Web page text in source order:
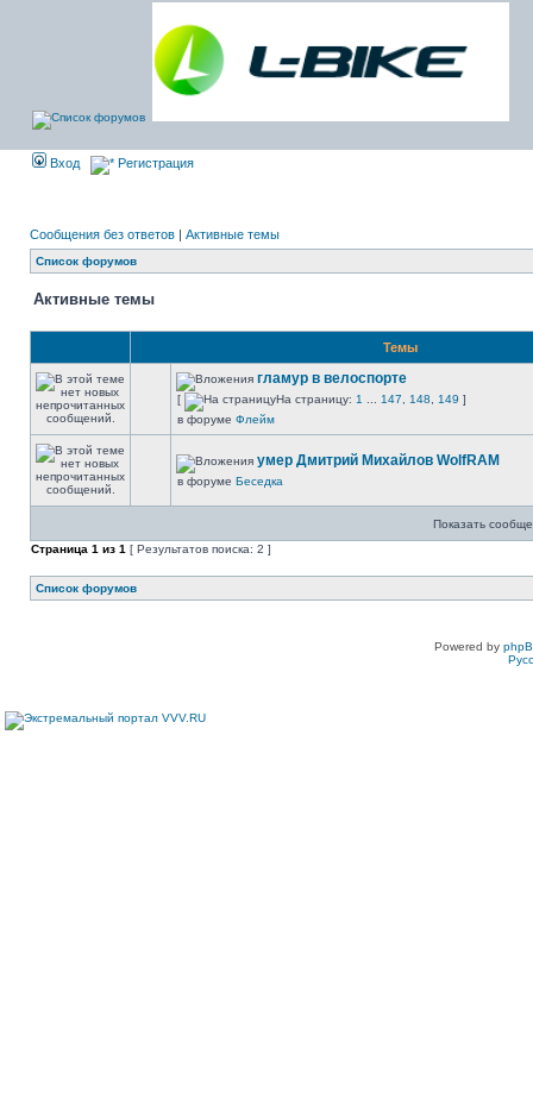
Вход Регистрация
Сообщения без ответов | Активные темы
Список форумов
Активные темы
Темы
гламур в велоспорте
[ На страницу: 1 147 148 149 ]
в форуме Флейм
умер Дмитрий Михайлов WolfRAM
в форуме Беседка
Показать
Страница 1 из 1 [ Результатов поиска: 2 ]
Список форумов
Powered by